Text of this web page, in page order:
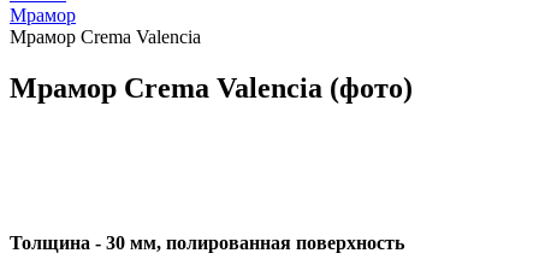
Мрамор
Мрамор Crema Valencia
Мрамор Crema Valencia (фото)
Толщина - 30 мм, полированная поверхность